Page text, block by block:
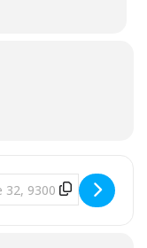
[9z2vXp68z]
- Jul på